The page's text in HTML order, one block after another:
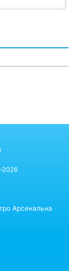
Арсенальна